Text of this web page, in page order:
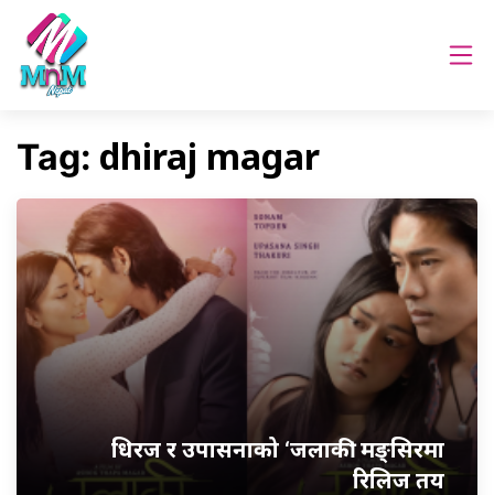
Tag: dhiraj magar
धिरज र उपासनाको ‘जलाकी’ मङ्सिरमा
रिलिज तय